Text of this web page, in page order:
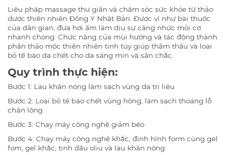
Liệu pháp massage thư giãn và chăm sóc sức khỏe từ thảo
dược thiên nhiên Đông Y Nhật Bản. Được ví như bài thuốc
của dân gian, đưa hơi ấm làm dịu sự căng nhức mỏi cơ
nhanh chóng. Chức năng của mùi hương và tác động thành
phần thảo mộc thiên nhiên tinh túy giúp thẩm thấu và loại
bỏ tế bào da chết cho da sáng mịn và săn chắc.
Quy trình thực hiện:
Bước 1: Lau khăn nóng làm sạch vùng da trị liệu
Bước 2: Loại bỏ tế bào chết vùng hông, làm sạch thoáng lỗ
chân lông
Bước 3: Chạy máy công nghệ giảm béo
Bước 4: Chạy máy công nghệ khắc, định hình form cùng gel
fom, gel khắc, tinh dầu oliu và lau khăn nóng